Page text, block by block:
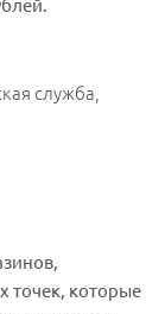
служба,
точек, которые